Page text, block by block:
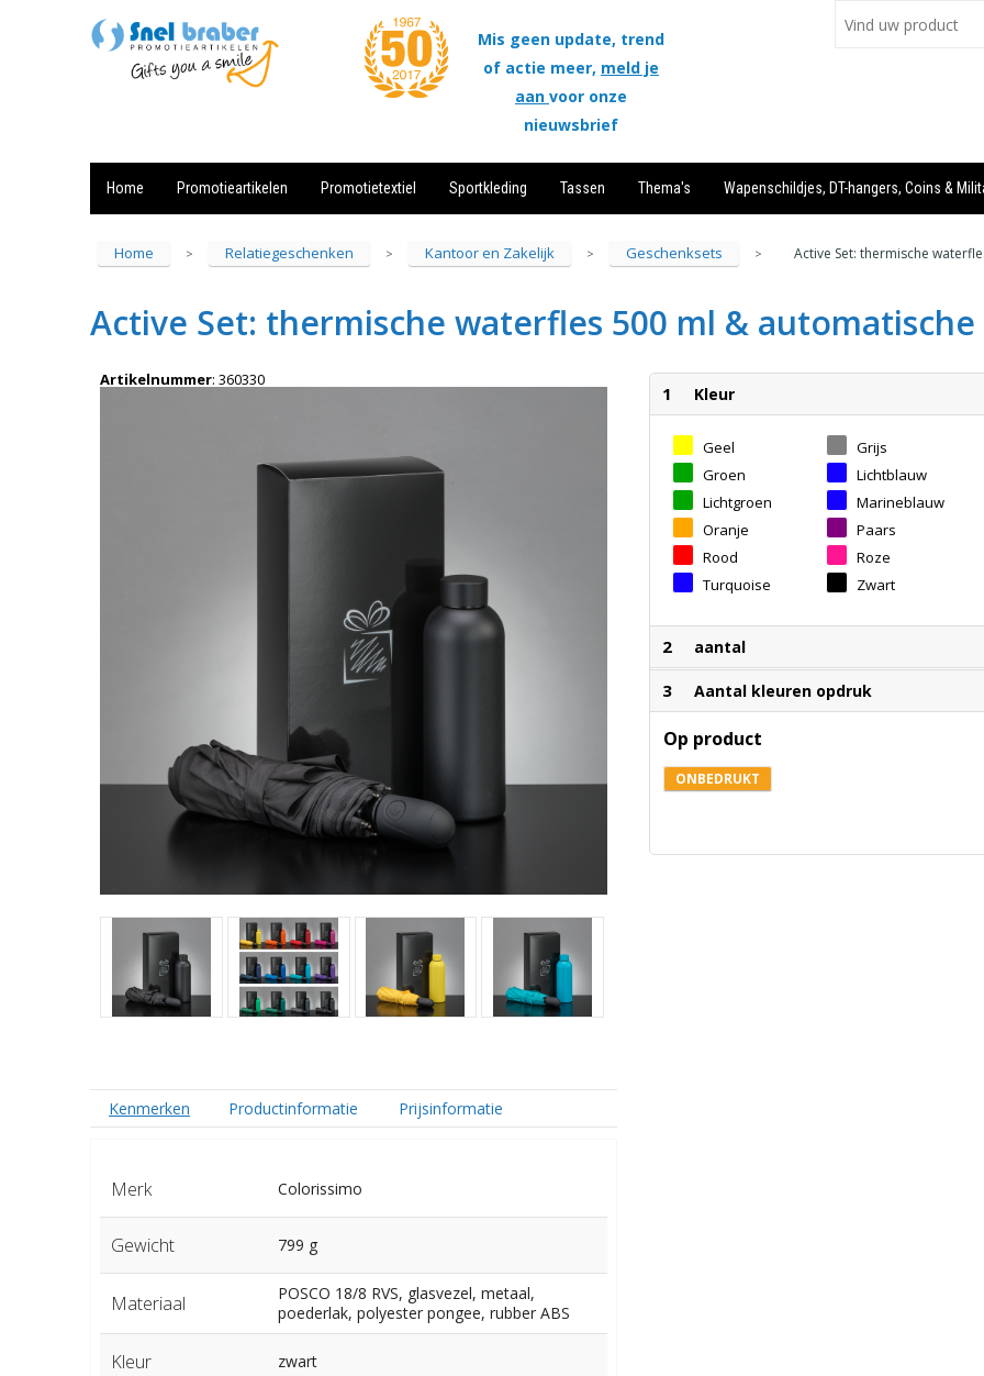
Mis geen update, trend
of actie meer, meld je
aan voor onze
nieuwsbrief
Home Promotieartikelen Promotietextiel Sportkleding Tassen Thema's Wapenschildjes, DT-hangers, Coins &
Home > Relatiegeschenken > Kantoor en Zakelijk > Geschenksets > Active Set: thermische
Active Set: thermische waterfles 500 ml &
Artikelnummer: 360330
1 Kleur
Geel
Grijs
Groen
Lichtblauw
Lichtgroen
Marineblauw
Oranje
Paars
Rood
Roze
Turquoise
Zwart
2 aantal
3 Aantal kleuren opdruk
Op product
ONBEDRUKT
Kenmerken Productinformatie Prijsinformatie
Merk Colorissimo
Gewicht 799 g
Materiaal
POSCO 18/8 RVS, glasvezel, metaal,
poederlak, polyester pongee, rubber ABS
Kleur zwart